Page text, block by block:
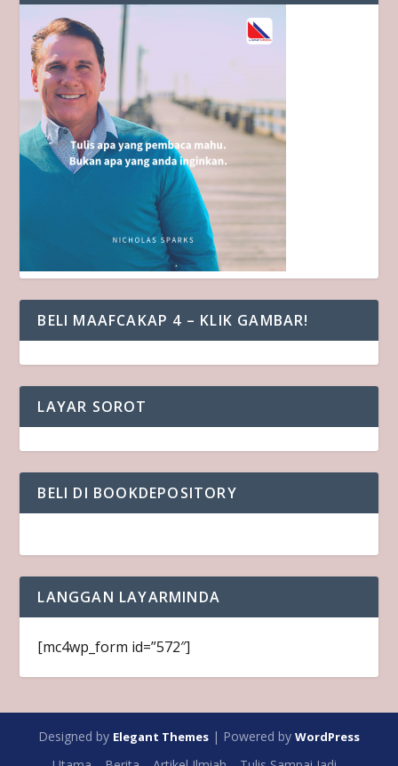
BELI MAAFCAKAP 4 – KLIK GAMBAR!
LAYAR SOROT
BELI DI BOOKDEPOSITORY
LANGGAN LAYARMINDA
[mc4wp_form id=”572″]
Designed by Elegant Themes | Powered by WordPress